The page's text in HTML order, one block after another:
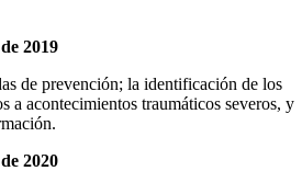
2019
de prevención; la identificación de los
a acontecimientos traumáticos severos, y
2020